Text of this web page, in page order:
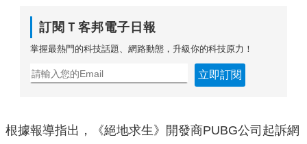
訂閱Ｔ客邦電子日報
掌握最熱門的科技話題、網路動態，升級你的科技原力！
立即訂閱
根據報導指出，《絕地求生》開發商PUBG公司起訴網